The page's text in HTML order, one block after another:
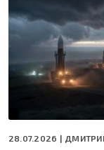
28.07.2026 |